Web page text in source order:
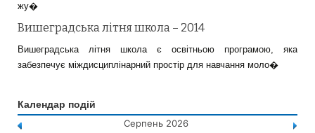
жу�
Вишеградська літня школа – 2014
Вишеградська літня школа є освітньою програмою, яка
забезпечує міждисциплінарний простір для навчання моло�
Календар подій
Серпень 2026